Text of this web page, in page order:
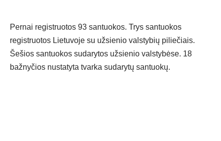
Pernai registruotos 93 santuokos. Trys santuokos
registruotos Lietuvoje su užsienio valstybių piliečiais.
Šešios santuokos sudarytos užsienio valstybėse. 18
bažnyčios nustatyta tvarka sudarytų santuokų.